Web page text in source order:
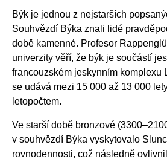
Býk je jednou z nejstarších
Souhvězdí Býka znali lidé
době kamenné. Profesor
univerzity věří, že býk je součástí
francouzském jeskynním komplexu
se udává mezi 15 000 až 13 000
letopočtem.
Ve starší době bronzové
v souhvězdí Býka vyskytovalo
rovnodennosti, což následně